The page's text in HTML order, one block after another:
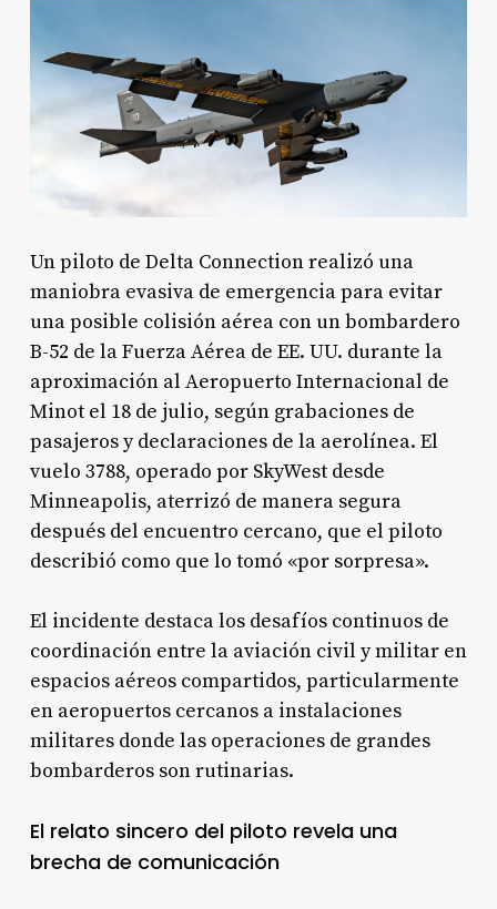
Un piloto de Delta Connection realizó una
maniobra evasiva de emergencia para evitar
una posible colisión aérea con un bombardero
B-52 de la Fuerza Aérea de EE. UU. durante la
aproximación al Aeropuerto Internacional de
Minot el 18 de julio, según grabaciones de
pasajeros y declaraciones de la aerolínea. El
vuelo 3788, operado por SkyWest desde
Minneapolis, aterrizó de manera segura
después del encuentro cercano, que el piloto
describió como que lo tomó «por sorpresa».
El incidente destaca los desafíos continuos de
coordinación entre la aviación civil y militar en
espacios aéreos compartidos, particularmente
en aeropuertos cercanos a instalaciones
militares donde las operaciones de grandes
bombarderos son rutinarias.
El relato sincero del piloto revela una
brecha de comunicación